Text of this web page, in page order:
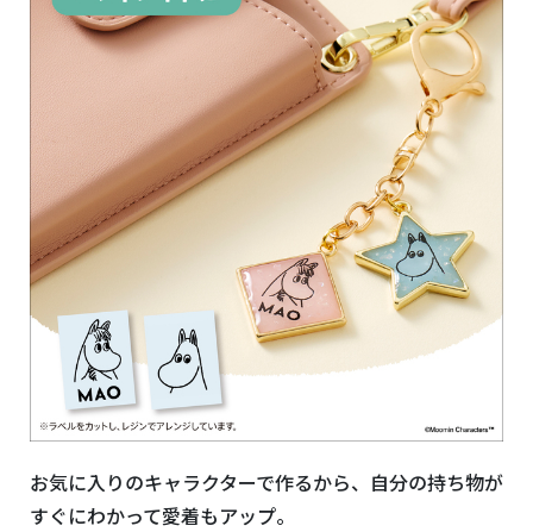
お気に入りのキャラクターで作るから、自分の持ち物が
すぐにわかって愛着もアップ。